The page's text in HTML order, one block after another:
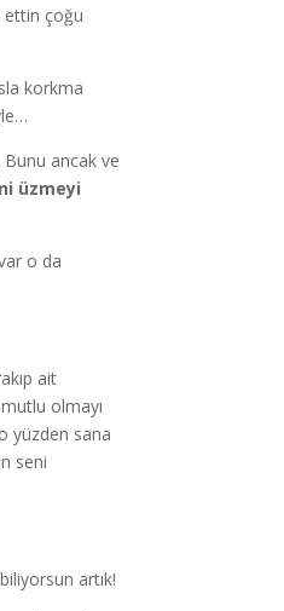
ettin çoğu
korkma
ancak ve
üzmeyi
o da
ait
olmayı
yüzden sana
seni
artık!